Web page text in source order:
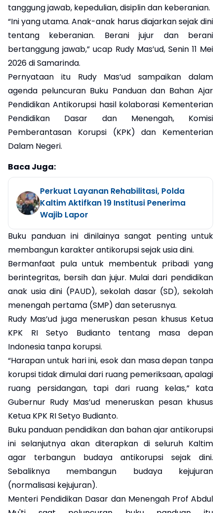
tanggung jawab, kepedulian, disiplin dan keberanian.
“Ini yang utama. Anak-anak harus diajarkan sejak dini
tentang keberanian. Berani jujur dan berani
bertanggung jawab,” ucap Rudy Mas’ud, Senin 11 Mei
2026 di Samarinda.
Pernyataan itu Rudy Mas’ud sampaikan dalam
agenda peluncuran Buku Panduan dan Bahan Ajar
Pendidikan Antikorupsi hasil kolaborasi Kementerian
Pendidikan Dasar dan Menengah, Komisi
Pemberantasan Korupsi (KPK) dan Kementerian
Dalam Negeri.
Baca Juga:
Perkuat Layanan Rehabilitasi, Polda
Kaltim Aktifkan 19 Institusi Penerima
Wajib Lapor
Buku panduan ini dinilainya sangat penting untuk
membangun karakter antikorupsi sejak usia dini.
Bermanfaat pula untuk membentuk pribadi yang
berintegritas, bersih dan jujur. Mulai dari pendidikan
anak usia dini (PAUD), sekolah dasar (SD), sekolah
menengah pertama (SMP) dan seterusnya.
Rudy Mas’ud juga meneruskan pesan khusus Ketua
KPK RI Setyo Budianto tentang masa depan
Indonesia tanpa korupsi.
“Harapan untuk hari ini, esok dan masa depan tanpa
korupsi tidak dimulai dari ruang pemeriksaan, apalagi
ruang persidangan, tapi dari ruang kelas,” kata
Gubernur Rudy Mas’ud meneruskan pesan khusus
Ketua KPK RI Setyo Budianto.
Buku panduan pendidikan dan bahan ajar antikorupsi
ini selanjutnya akan diterapkan di seluruh Kaltim
agar terbangun budaya antikorupsi sejak dini.
Sebaliknya membangun budaya kejujuran
(normalisasi kejujuran).
Menteri Pendidikan Dasar dan Menengah Prof Abdul